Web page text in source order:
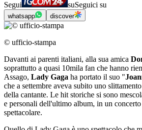
Segui suSeguici su
whatsapp discover
© ufficio-stampa
Davanti ai parenti italiani, alla sua amica
soprattutto a quasi 10mila fan che hanno
Assago, Lady Gaga ha portato il suo "
che a settembre aveva subito uno
della cantante. Le hit storiche si sono
e personali dell'ultimo album, in un
spettacolare.